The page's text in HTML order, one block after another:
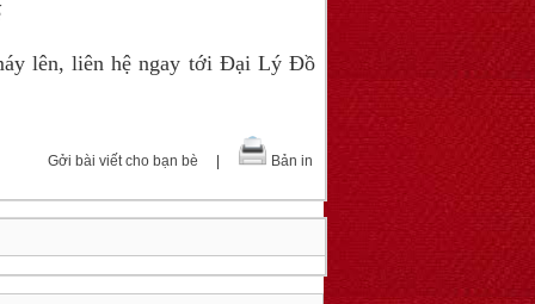
lên, liên hệ ngay tới Đại Lý Đồ
Gởi bài viết cho bạn bè Bản in